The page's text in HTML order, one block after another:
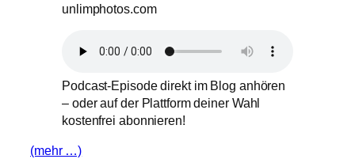
unlimphotos.com
Podcast-Episode direkt im Blog anhören
– oder auf der Plattform deiner Wahl
kostenfrei abonnieren!
(mehr …)